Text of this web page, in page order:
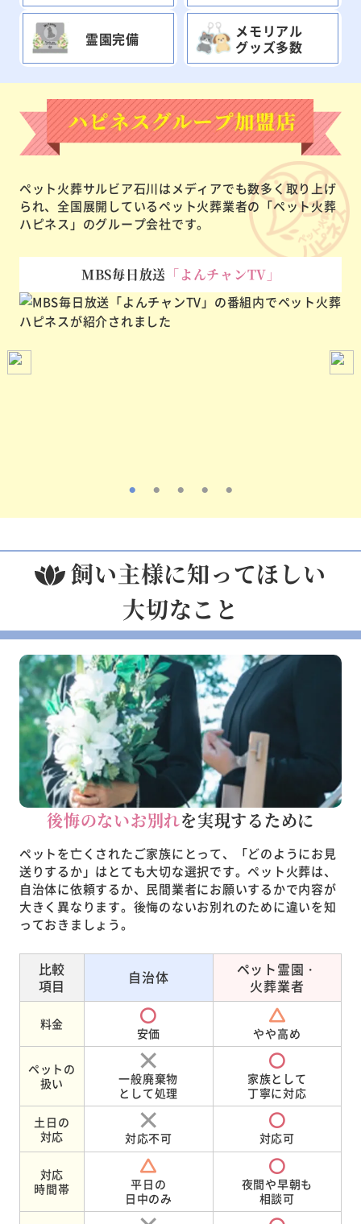
霊園完備
メモリアル
グッズ多数
ペット火葬サルビア石川はメディアでも数多く取り上げ
られ、 全国展開しているペット火葬業者の「ペット火葬
ハピネス」のグループ会社です。
MBS毎日放送 「よんチャンTV」
飼い主様に知ってほしい
大切なこと
後悔のないお別れを実現するために
ペットを亡くされたご家族にとって、「どのようにお見
送りするか」はとても大切な選択です。ペット火葬は、
自治体に依頼するか、民間業者にお願いするかで内容が
大きく異なります。後悔のないお別れのために違いを知
っておきましょう。
比較
項目
自治体
ペット霊園・
火葬業者
料金
安価 やや高め
ペットの
扱い
一般廃棄物
として処理
家族として
丁寧に対応
土日の
対応
対応不可 対応可
対応
時間帯
平日の
日中のみ
夜間や早朝も
相談可